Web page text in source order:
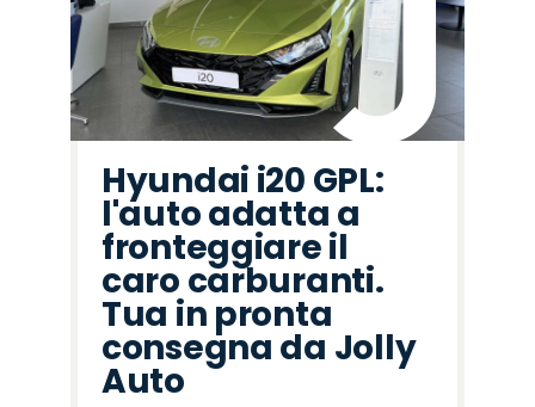
Hyundai i20 GPL:
l'auto adatta a
fronteggiare il
caro carburanti.
Tua in pronta
consegna da Jolly
Auto